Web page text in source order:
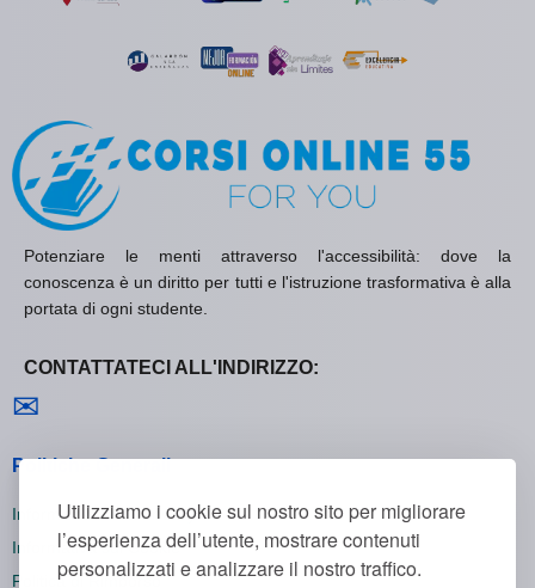
Utilizziamo i cookie sul nostro sito per migliorare
l’esperienza dell’utente, mostrare contenuti
personalizzati e analizzare il nostro traffico.
Potenziare le menti attraverso l'accessibilità: dove la
conoscenza è un diritto per tutti e l'istruzione trasformativa è alla
portata di ogni studente.
CONTATTATECI ALL'INDIRIZZO:
✉
Politiche Generali
Informativa sulla Privacy
Informativa sui Cookie
Politica di Rimborso